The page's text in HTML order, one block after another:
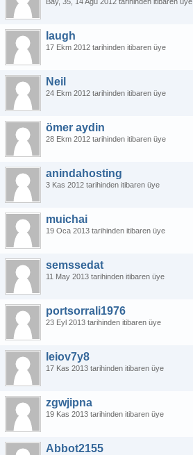
laugh
17 Ekm 2012 tarihinden itibaren üye
Neil
24 Ekm 2012 tarihinden itibaren üye
ömer aydin
28 Ekm 2012 tarihinden itibaren üye
anindahosting
3 Kas 2012 tarihinden itibaren üye
muichai
19 Oca 2013 tarihinden itibaren üye
semssedat
11 May 2013 tarihinden itibaren üye
portsorrali1976
23 Eyl 2013 tarihinden itibaren üye
leiov7y8
17 Kas 2013 tarihinden itibaren üye
zgwjipna
19 Kas 2013 tarihinden itibaren üye
Abbot2155